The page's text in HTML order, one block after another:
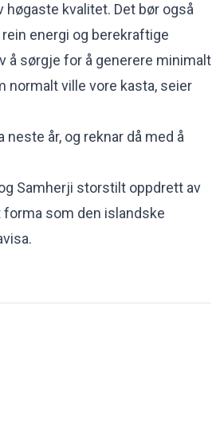
kvalitet. Det bør også
energi og berekraftige
å sørgje for å generere minimalt
normalt ville vore kasta, seier
neste år, og reknar då med å
Samherji storstilt oppdrett av
som den islandske